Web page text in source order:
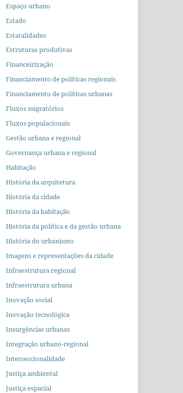
Espaço urbano
Estado
Estatalidades
Estruturas produtivas
Financeirização
Financiamento de políticas regionais
Financiamento de políticas urbanas
Fluxos migratórios
Fluxos populacionais
Gestão urbana e regional
Governança urbana e regional
Habitação
História da arquitetura
História da cidade
História da habitação
História da política e da gestão urbana
História do urbanismo
Imagens e representações da cidade
Infraestrutura regional
Infraestrutura urbana
Inovação social
Inovação tecnológica
Insurgências urbanas
Integração urbano-regional
Interseccionalidade
Justiça ambiental
Justiça espacial